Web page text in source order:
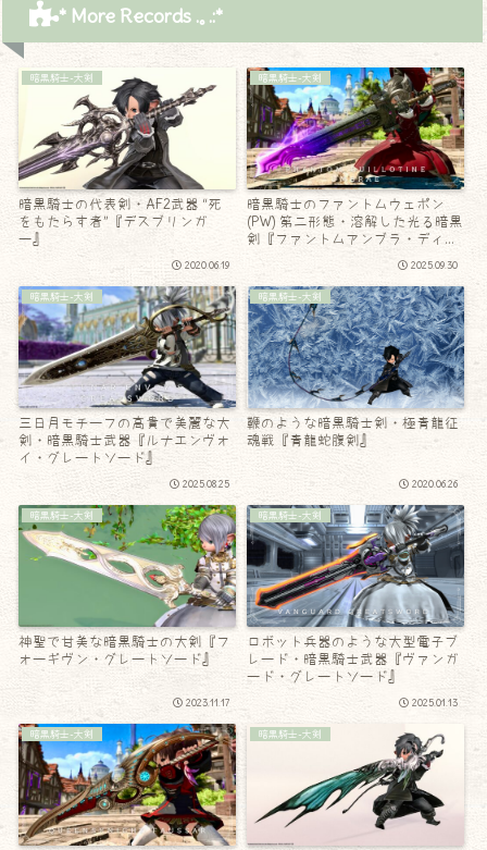
* More Records .｡.:*
暗黒騎士-大剣
暗黒騎士の代表剣・AF2武器 “死
をもたらす者”『デスブリンガ
ー』
2020.06.19
暗黒騎士-大剣
暗黒騎士のファントムウェポン
(PW) 第二形態・溶解した光る暗黒
剣『ファントムアンブラ・ディバ
2025.09.30
暗黒騎士-大剣
三日月モチーフの高貴で美麗な大
剣・暗黒騎士武器『ルナエンヴォ
イ・グレートソード』
2025.08.25
暗黒騎士-大剣
鞭のような暗黒騎士剣・極青龍征
魂戦『青龍蛇腹剣』
2020.06.26
暗黒騎士-大剣
神聖で甘美な暗黒騎士の大剣『フ
ォーギヴン・グレートソード』
2023.11.17
暗黒騎士-大剣
ロボット兵器のような大型電子ブ
レード・暗黒騎士武器『ヴァンガ
ード・グレートソード』
2025.01.13
暗黒騎士-大剣 暗黒騎士-大剣